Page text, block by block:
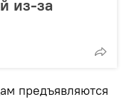
из-за
предъявляются